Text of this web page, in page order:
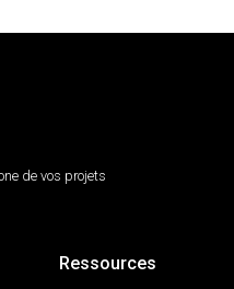
Ressources
de vos projets